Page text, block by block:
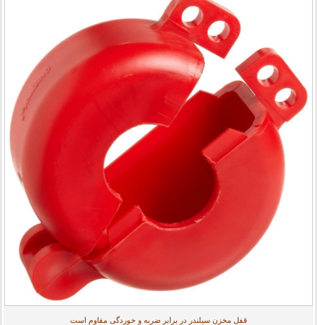
قفل مخزن سیلندر در برابر ضربه و خوردگی مقاوم است